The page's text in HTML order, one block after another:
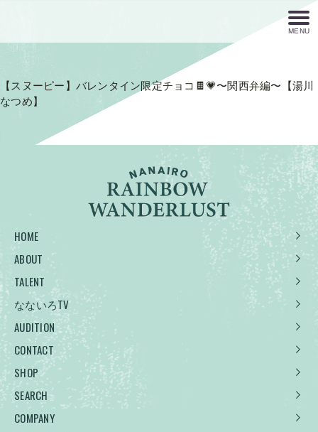
MENU
【スヌーピー】バレンタイン限定チョコ🍫💗〜関西弁編〜【湯川
なつめ】
HOME
ABOUT
TALENT
なないろTV
AUDITION
CONTACT
SHOP
SEARCH
COMPANY